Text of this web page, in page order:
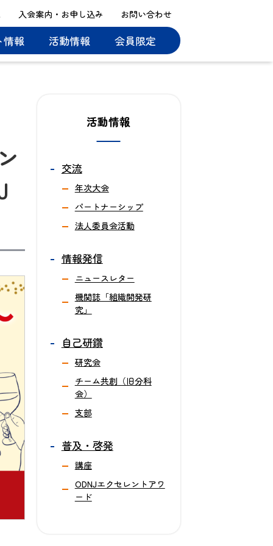
入会案内・お申し込み お問い合わせ
情報 活動情報 会員限定
活動情報
交流
年次大会
パートナーシップ
法人委員会活動
情報発信
ニュースレター
機関誌「組織開発研
究」
自己研鑽
研究会
チーム共創（旧分科
会）
支部
普及・啓発
講座
ODNJエクセレントアワ
ード